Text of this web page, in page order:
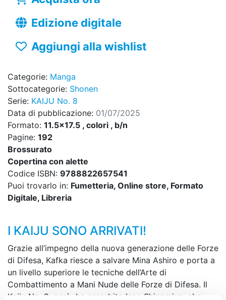
Edizione digitale
Aggiungi alla wishlist
Categorie: Manga
Sottocategorie: Shonen
Serie: KAIJU No. 8
Data di pubblicazione: 01/07/2025
Formato: 11.5x17.5 , colori , b/n
Pagine: 192
Brossurato
Copertina con alette
Codice ISBN: 9788822657541
Puoi trovarlo in: Fumetteria, Online store, Formato
Digitale, Libreria
I KAIJU SONO ARRIVATI!
Grazie all’impegno della nuova generazione delle Forze
di Difesa, Kafka riesce a salvare Mina Ashiro e porta a
un livello superiore le tecniche dell’Arte di
Combattimento a Mani Nude delle Forze di Difesa. Il
Kaiju No. 9, però, ha assorbito Isao Shinomiya, che